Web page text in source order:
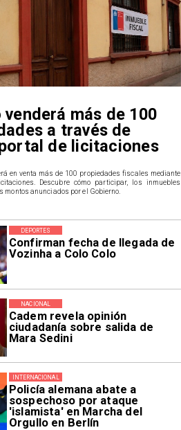
Confirman fecha de llegada de
Vozinha a Colo Colo
DEPORTES
Cadem revela opinión
ciudadanía sobre salida de
Mara Sedini
NACIONAL
Policía alemana abate a
sospechoso por ataque
'islamista' en Marcha del
Orgullo en Berlín
INTERNACIONAL
venderá más de 100
a través de
de licitaciones
en venta más de 100 propiedades fiscales mediante
Descubre cómo participar, los inmuebles
montos anunciados por el Gobierno.